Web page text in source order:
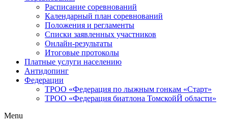
Расписание соревнований
Календарный план соревнований
Положения и регламенты
Списки заявленных участников
Онлайн-результаты
Итоговые протоколы
Платные услуги населению
Антидопинг
Федерации
ТРОО «Федерация по лыжным гонкам «Старт»
ТРОО «Федерация биатлона ТомскойЙ области»
Menu